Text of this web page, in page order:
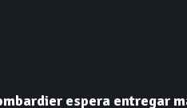
espera entregar